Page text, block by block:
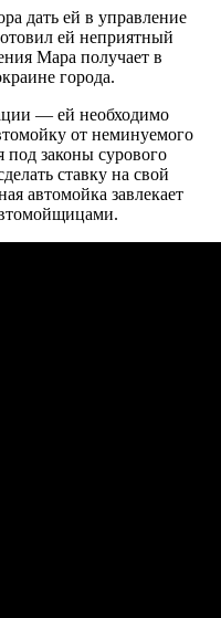
дать ей в управление
ей неприятный
Мара получает в
города.
— ей необходимо
от неминуемого
под законы сурового
ставку на свой
автомойка завлекает